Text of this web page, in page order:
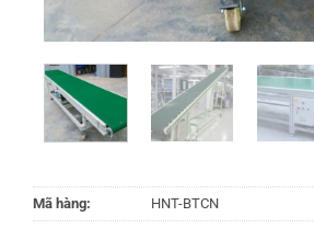
Mã hàng: HNT-BTCN